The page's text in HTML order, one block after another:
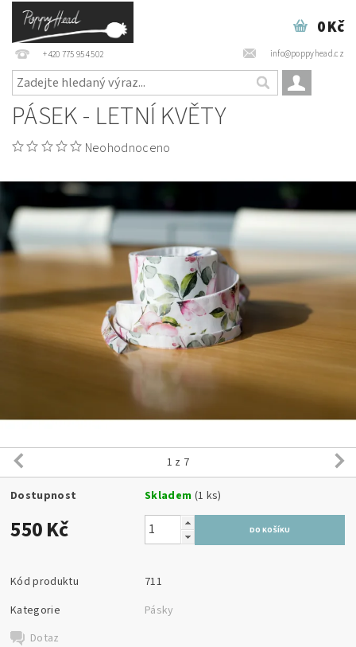
+420 775 954 502 info@poppyhead.cz
0 Kč
PÁSEK - LETNÍ KVĚTY
Neohodnoceno
1 z 7
Dostupnost Skladem (1 ks)
550 Kč
Kód produktu
711
Kategorie
Pásky
Dotaz